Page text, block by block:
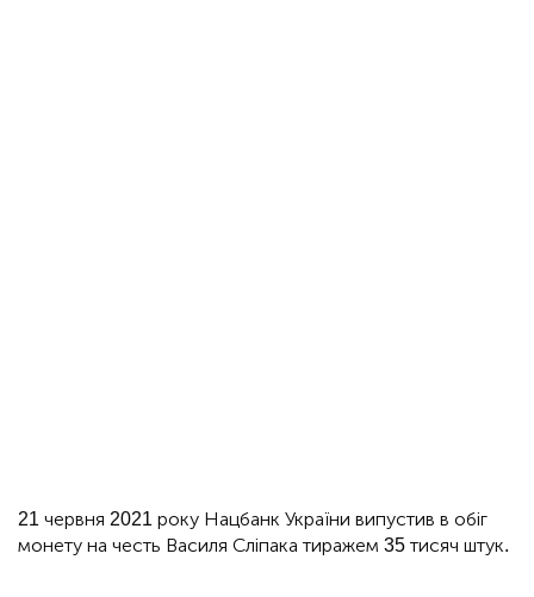
21 червня 2021 року Нацбанк України випустив в обіг
монету на честь Василя Сліпака тиражем 35 тисяч штук.